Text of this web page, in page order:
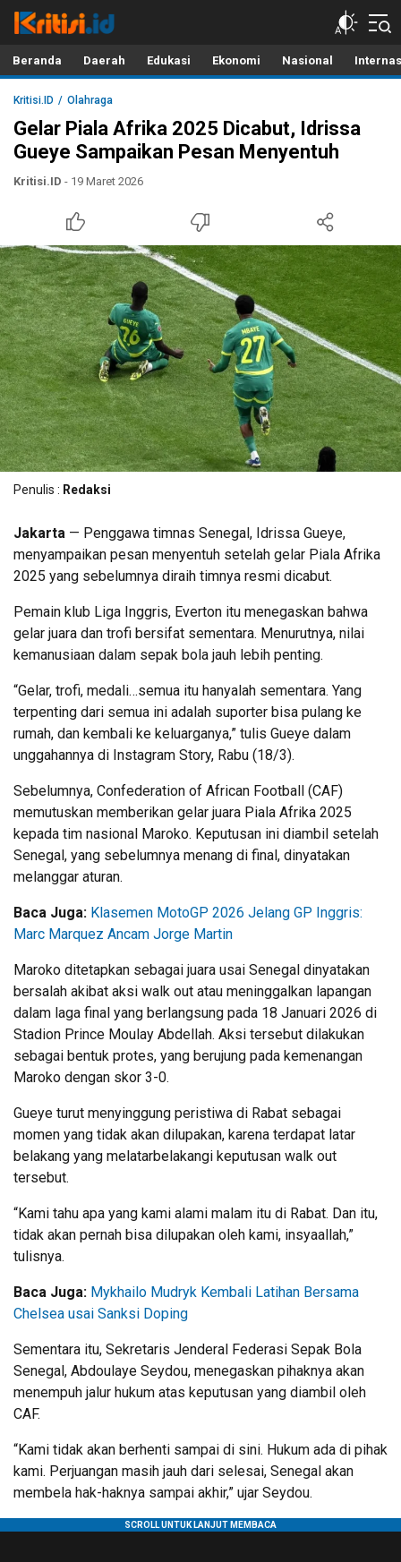
Kritisi.ID
Kritik untuk Negeri!
Beranda Daerah Edukasi Ekonomi Nasional
Kritisi.ID Olahraga
Gelar Piala Afrika 2025 Dicabut, Idrissa
Gueye Sampaikan Pesan Menyentuh
Kritisi.ID - 19 Maret 2026
Penulis : Redaksi
Jakarta — Penggawa timnas Senegal, Idrissa Gueye,
menyampaikan pesan menyentuh setelah gelar Piala Afrika
2025 yang sebelumnya diraih timnya resmi dicabut.
Pemain klub Liga Inggris, Everton itu menegaskan bahwa
gelar juara dan trofi bersifat sementara. Menurutnya, nilai
kemanusiaan dalam sepak bola jauh lebih penting.
“Gelar, trofi, medali…semua itu hanyalah sementara. Yang
terpenting dari semua ini adalah suporter bisa pulang ke
rumah, dan kembali ke keluarganya,” tulis Gueye dalam
unggahannya di Instagram Story, Rabu (18/3).
Sebelumnya, Confederation of African Football (CAF)
memutuskan memberikan gelar juara Piala Afrika 2025
kepada tim nasional Maroko. Keputusan ini diambil setelah
Senegal, yang sebelumnya menang di final, dinyatakan
melanggar aturan.
Baca Juga: Klasemen MotoGP 2026 Jelang GP Inggris:
Marc Marquez Ancam Jorge Martin
Maroko ditetapkan sebagai juara usai Senegal dinyatakan
bersalah akibat aksi walk out atau meninggalkan lapangan
dalam laga final yang berlangsung pada 18 Januari 2026 di
Stadion Prince Moulay Abdellah. Aksi tersebut dilakukan
sebagai bentuk protes, yang berujung pada kemenangan
Maroko dengan skor 3-0.
Gueye turut menyinggung peristiwa di Rabat sebagai
momen yang tidak akan dilupakan, karena terdapat latar
belakang yang melatarbelakangi keputusan walk out
tersebut.
“Kami tahu apa yang kami alami malam itu di Rabat. Dan itu,
tidak akan pernah bisa dilupakan oleh kami, insyaallah,”
tulisnya.
Baca Juga: Mykhailo Mudryk Kembali Latihan Bersama
Chelsea usai Sanksi Doping
Sementara itu, Sekretaris Jenderal Federasi Sepak Bola
Senegal, Abdoulaye Seydou, menegaskan pihaknya akan
menempuh jalur hukum atas keputusan yang diambil oleh
CAF.
“Kami tidak akan berhenti sampai di sini. Hukum ada di pihak
kami. Perjuangan masih jauh dari selesai, Senegal akan
membela hak-haknya sampai akhir,” ujar Seydou.